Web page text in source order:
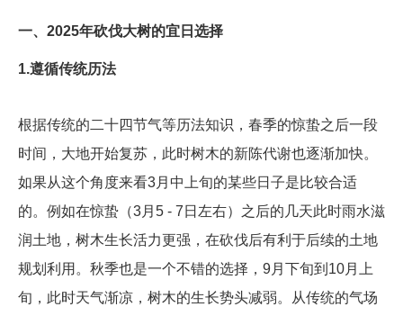
一、2025年砍伐大树的宜日选择
1.遵循传统历法
根据传统的二十四节气等历法知识，春季的惊蛰之后一段
时间，大地开始复苏，此时树木的新陈代谢也逐渐加快。
如果从这个角度来看3月中上旬的某些日子是比较合适
的。例如在惊蛰（3月5 - 7日左右）之后的几天此时雨水滋
润土地，树木生长活力更强，在砍伐后有利于后续的土地
规划利用。秋季也是一个不错的选择，9月下旬到10月上
旬，此时天气渐凉，树木的生长势头减弱。从传统的气场